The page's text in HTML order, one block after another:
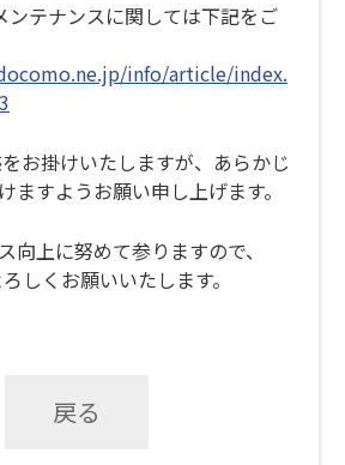
テナンスに関しては下記をご
info/article/index.
お掛けいたしますが、あらかじ
ますようお願い申し上げます。
向上に努めて参りますので、
しくお願いいたします。
戻る